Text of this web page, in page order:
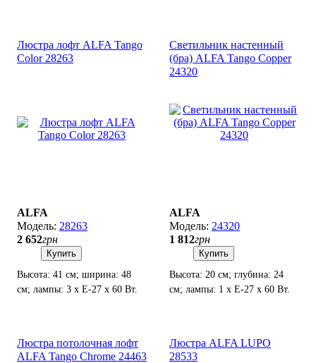
Люстра лофт ALFA Tango
Color 28263
ALFA
28263
2 652грн
Купить
Высота: 41 см; ширина: 48
см; лампы: 3 х Е-27 х 60 Вт.
Светильник настенный
(бра) ALFA Tango Copper
24320
ALFA
24320
1 812грн
Купить
Высота: 20 см; глубина: 24
см; лампы: 1 х Е-27 х 60 Вт.
Люстра потолочная лофт
ALFA Tango Chrome 24463
Люстра ALFA LUPO
28533